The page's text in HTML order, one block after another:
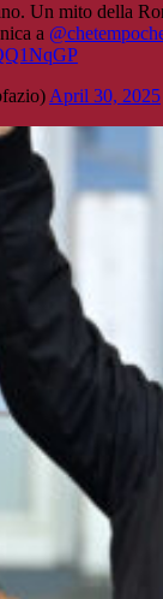
Un mito della
a
April 30, 2025